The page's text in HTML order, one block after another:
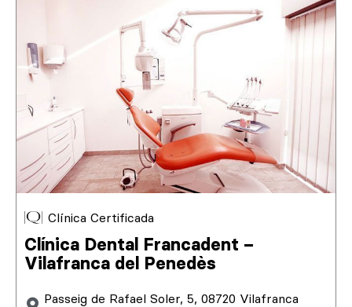
Clínica Certificada
Clínica Dental Francadent –
Vilafranca del Penedès
Passeig de Rafael Soler, 5, 08720 Vilafranca